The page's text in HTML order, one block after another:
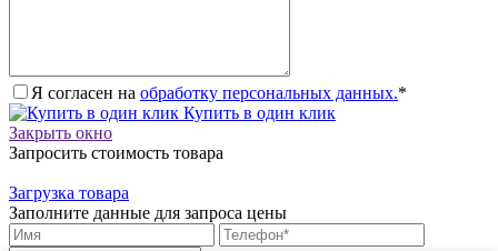
Я согласен на обработку персональных данных.*
Купить в один клик
Закрыть окно
Запросить стоимость товара
Загрузка товара
Заполните данные для запроса цены